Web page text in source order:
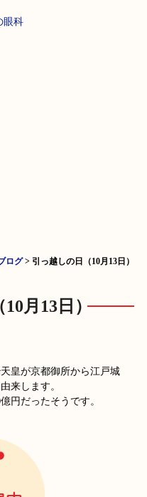
ログ> 引っ越しの日（10月13日）
月13日）
皇が京都御所から江戸城
来します。
円だったそうです。